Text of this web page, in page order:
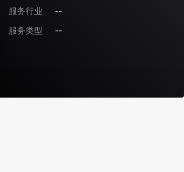
服务行业
--
服务类型
--